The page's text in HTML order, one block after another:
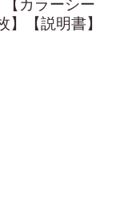
【説明書】